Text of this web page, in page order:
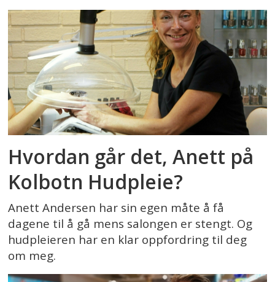
Hvordan går det, Anett på
Kolbotn Hudpleie?
Anett Andersen har sin egen måte å få
dagene til å gå mens salongen er stengt. Og
hudpleieren har en klar oppfordring til deg
om meg.